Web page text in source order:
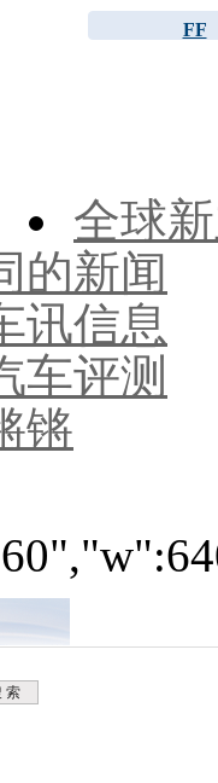
FF
全球
的新闻
讯信息
车评测
锵